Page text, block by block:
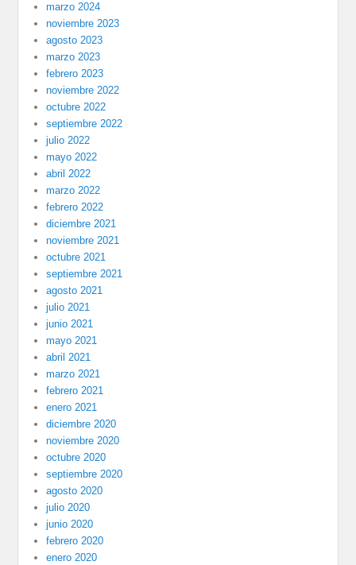
marzo 2024
noviembre 2023
agosto 2023
marzo 2023
febrero 2023
noviembre 2022
octubre 2022
septiembre 2022
julio 2022
mayo 2022
abril 2022
marzo 2022
febrero 2022
diciembre 2021
noviembre 2021
octubre 2021
septiembre 2021
agosto 2021
julio 2021
junio 2021
mayo 2021
abril 2021
marzo 2021
febrero 2021
enero 2021
diciembre 2020
noviembre 2020
octubre 2020
septiembre 2020
agosto 2020
julio 2020
junio 2020
febrero 2020
enero 2020